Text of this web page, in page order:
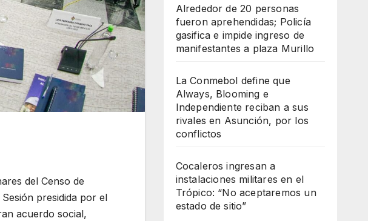
del Censo de
presidida por el
acuerdo social,
Alrededor de 20 personas
fueron aprehendidas; Policía
gasifica e impide ingreso de
manifestantes a plaza Murillo
La Conmebol define que
Always, Blooming e
Independiente reciban a sus
rivales en Asunción, por los
conflictos
Cocaleros ingresan a
instalaciones militares en el
Trópico: “No aceptaremos un
estado de sitio”